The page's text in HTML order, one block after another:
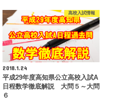
高校入試情報
2018.1.24
平成29年度高知県公立高校入試A
日程数学徹底解説 大問５～大問
６